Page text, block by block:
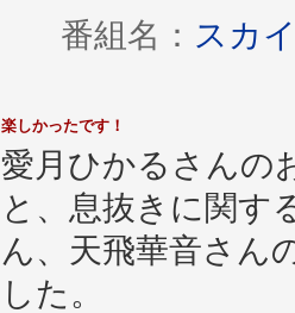
番組名： スカ
楽しかったです！
愛月ひかるさんの
と、息抜きに関す
ん、天飛華音さん
した。